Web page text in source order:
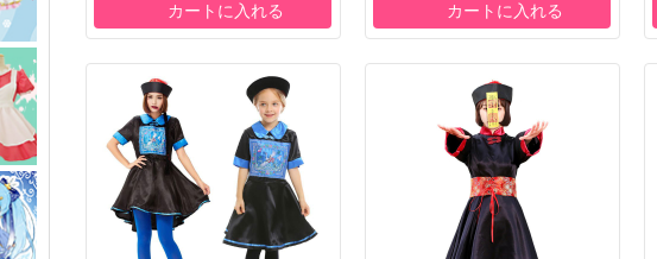
カートに入れる カートに入れる